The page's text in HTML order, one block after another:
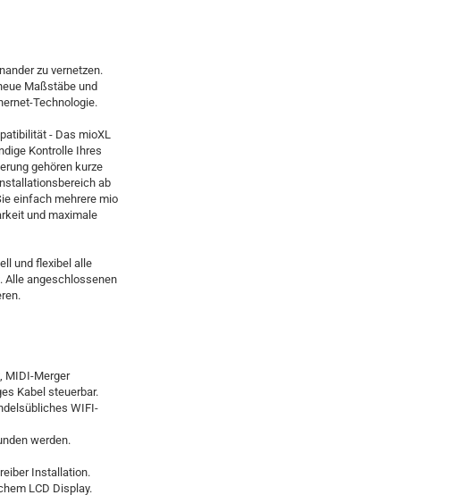
zu vernetzen.
Maßstäbe und
Technologie.
- Das mioXL
Kontrolle Ihres
gehören kurze
ab
einfach mehrere mio
und maximale
und flexibel alle
Alle angeschlossenen
MIDI-Merger
Kabel steuerbar.
WIFI-
werden.
Installation.
LCD Display.